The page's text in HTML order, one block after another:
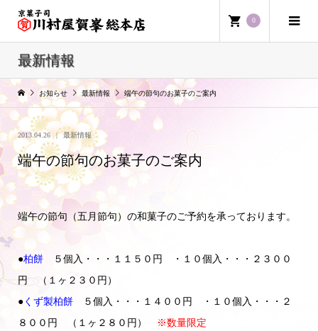
0
最新情報
お知らせ 最新情報 端午の節句のお菓子のご案内
2013.04.26 最新情報
端午の節句のお菓子のご案内
端午の節句（五月節句）の和菓子のご予約を承っております。
●柏餅５個入・・・１１５０円 ・１０個入・・・２３００
円 （１ヶ２３０円）
●くず製柏餅５個入・・・１４００円 ・１０個入・・・２
８００円 （１ヶ２８０円）
※数量限定